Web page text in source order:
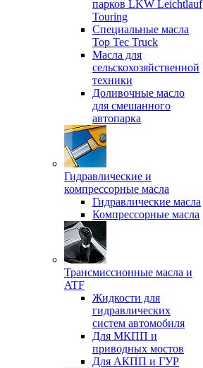
парков LKW Leichtlauf
Touring
Специальные масла
Top Tec Truck
Масла для
сельскохозяйственной
техники
Доливочные масло
для смешанного
автопарка
Гидравлические и
компрессорные масла
Гидравлические масла
Компрессорные масла
Трансмиссионные масла и
ATF
Жидкости для
гидравлических
систем автомобиля
Для МКПП и
приводных мостов
Для АКПП и ГУР